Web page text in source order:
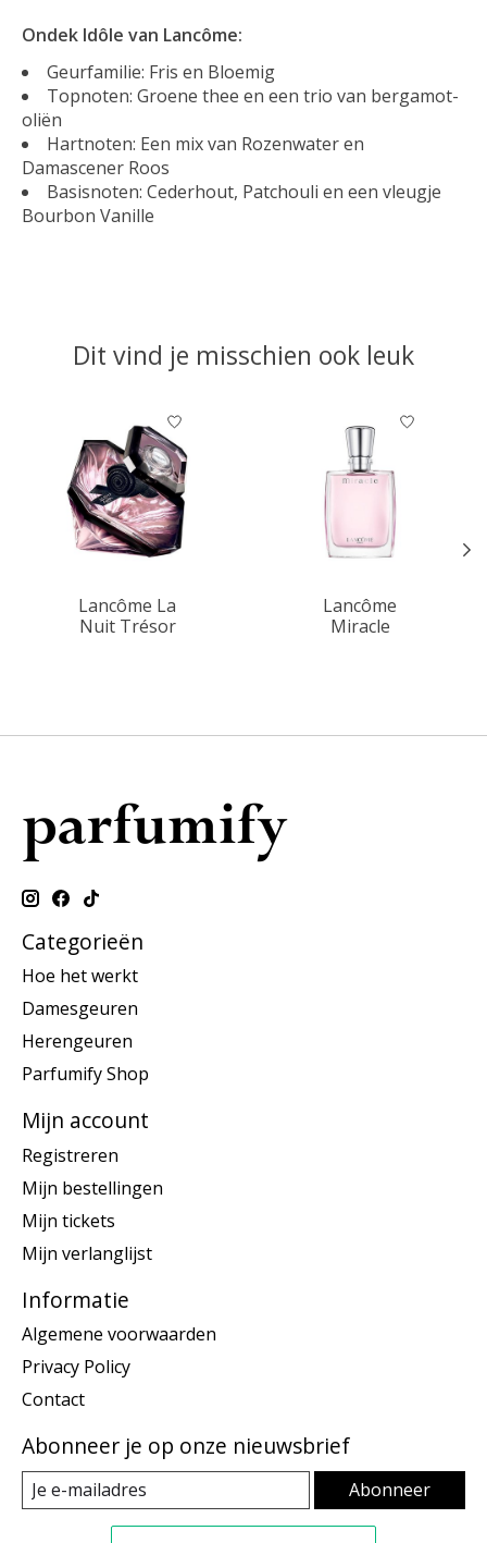
Ondek Idôle van Lancôme:
Geurfamilie: Fris en Bloemig
Topnoten: Groene thee en een trio van bergamot-
oliën
Hartnoten: Een mix van Rozenwater en
Damascener Roos
Basisnoten: Cederhout, Patchouli en een vleugje
Bourbon Vanille
Dit vind je misschien ook leuk
Items van productcarrousel
Lancôme La
Nuit Trésor
Lancôme
Miracle
Categorieën
Hoe het werkt
Damesgeuren
Herengeuren
Parfumify Shop
Mijn account
Registreren
Mijn bestellingen
Mijn tickets
Mijn verlanglijst
Informatie
Algemene voorwaarden
Privacy Policy
Contact
Abonneer je op onze nieuwsbrief
Abonneer